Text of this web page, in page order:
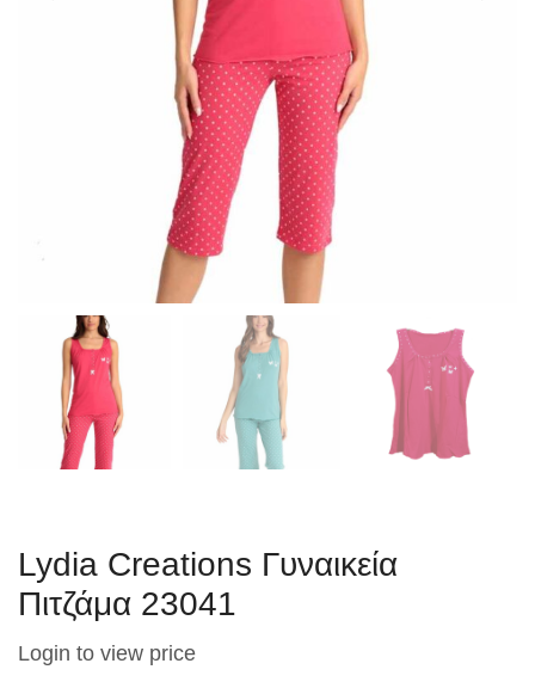
Lydia Creations Γυναικεία
Πιτζάμα 23041
Login to view price